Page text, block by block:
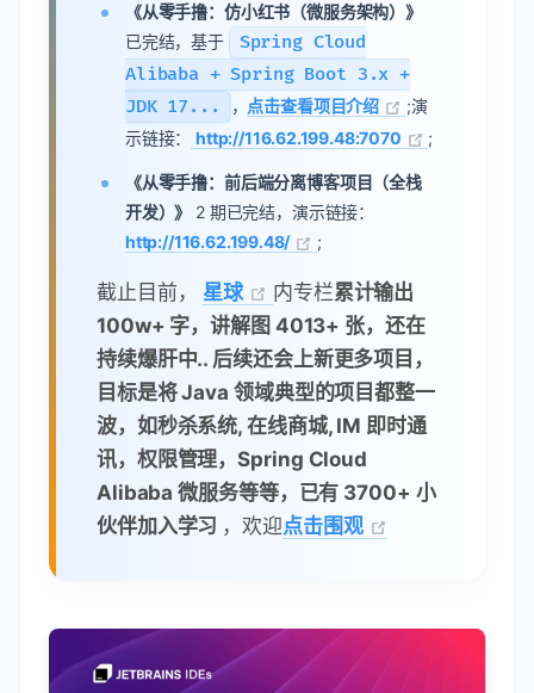
《从零手撸：仿小红书（微服务架构）》
已完结，基于
Spring Cloud
Alibaba + Spring Boot 3.x +
JDK 17...
， 点击查看项目介绍
;演
示链接：
http://116.62.199.48:7070 ;
《从零手撸：前后端分离博客项目（全栈
开发）》
2 期已完结，演示链接：
http://116.62.199.48/
;
截止目前， 星球 内专栏累计输出
100w+ 字，讲解图 4013+ 张，还在
持续爆肝中.. 后续还会上新更多项目，
目标是将 Java 领域典型的项目都整一
波，如秒杀系统, 在线商城, IM 即时通
讯，权限管理，Spring Cloud
Alibaba 微服务等等，已有 3700+ 小
伙伴加入学习 ，欢迎点击围观